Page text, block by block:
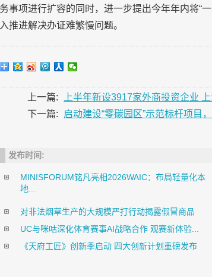
务事项进行扩容的同时，进一步提出今年年内将“
入推进解决办证难繁慢问题。
上一篇:
上半年新设3917家外商投资企业
下一篇:
启动建设“零碳园区”示范标杆项目
发布时间:
MINISFORUM铭凡亮相2026WAIC：布局轻量化本
地...
对非法烟草生产的大规模严打行动揭露假冒商品
UC与咪咕深化体育赛事AI战略合作 观赛新体验...
《天府工匠》创新季启动 四大创新计划重磅发布